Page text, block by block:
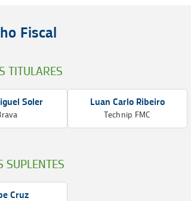
Fiscal
TITULARES
Soler Luan Carlo Ribeiro
Technip FMC
SUPLENTES
Cruz